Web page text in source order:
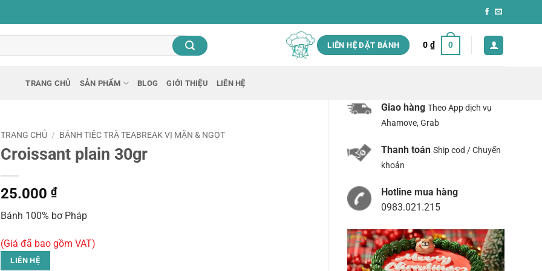
LIÊN HỆ ĐẶT BÁNH 0 ₫ 0
TRANG CHỦ SẢN PHẨM BLOG GIỚI THIỆU LIÊN HỆ
Giao hàng Theo App dịch vụ
Ahamove, Grab
Thanh toán Ship cod / Chuyển
khoản
Hotline mua hàng
0983.021.215
TRANG CHỦ / BÁNH TIỆC TRÀ TEABREAK VỊ MẶN & NGỌT
Croissant plain 30gr
25.000₫
Bánh 100% bơ Pháp
(Giá đã bao gồm VAT)
LIÊN HỆ